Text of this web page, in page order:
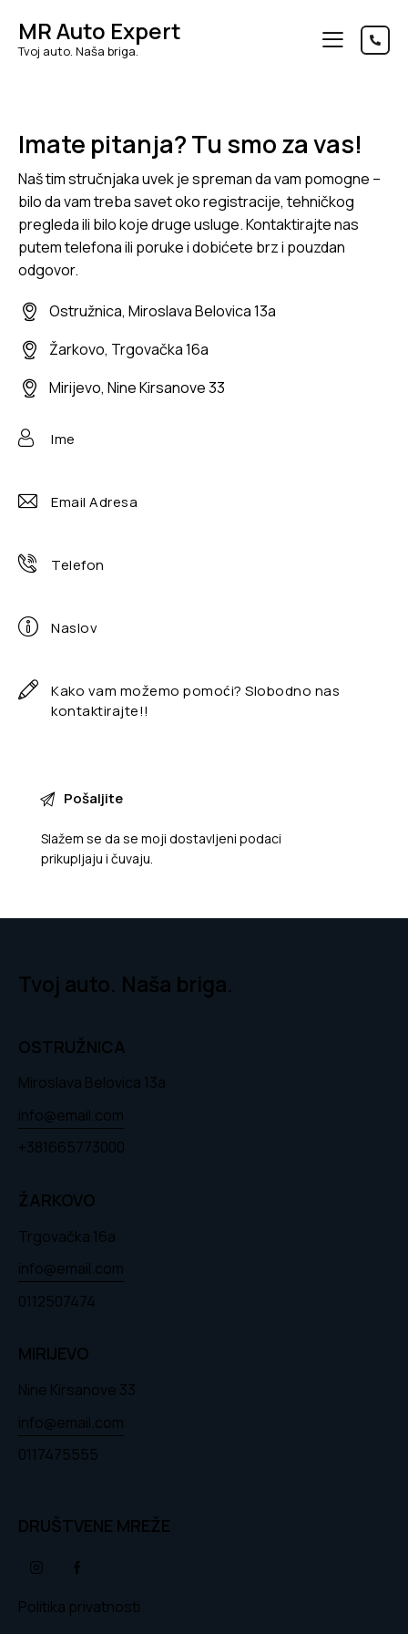
MR Auto Expert
Tvoj auto. Naša briga.
Imate pitanja? Tu smo za vas!
Naš tim stručnjaka uvek je spreman da vam pomogne –
bilo da vam treba savet oko registracije, tehničkog
pregleda ili bilo koje druge usluge. Kontaktirajte nas
putem telefona ili poruke i dobićete brz i pouzdan
odgovor.
Ostružnica, Miroslava Belovica 13a
Žarkovo, Trgovačka 16a
Mirijevo, Nine Kirsanove 33
Slažem se da se moji dostavljeni podaci
prikupljaju i čuvaju.
Tvoj auto. Naša briga.
OSTRUŽNICA
Miroslava Belovica 13a
info@email.com
+381665773000
ŽARKOVO
Trgovačka 16a
info@email.com
0112507474
MIRIJEVO
Nine Kirsanove 33
info@email.com
0117475555
DRUŠTVENE MREŽE
Politika privatnosti